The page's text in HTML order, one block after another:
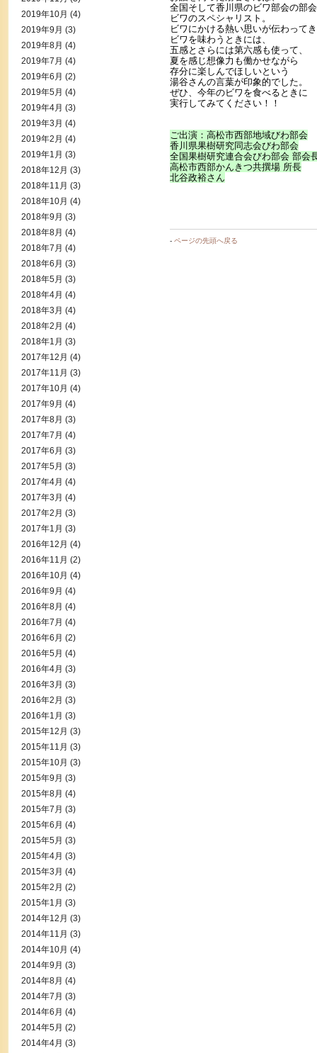
全国そして香川県のビワ部会の部
ビワのスペシャリスト。
ビワにかける熱い思いが伝わって
ビワを味わうときには、
五感とさらには第六感も使って、
夏を感じ想像力も働かせながら
存分に楽しんでほしいという
湯谷さんの言葉が印象的でした。
ぜひ、今年のビワを食べるときに
実行してみてください！！
ご出演：高松市西部地域びわ部会
香川県果樹研究同志会びわ部会
全国果樹研究連合会びわ部会 部会
高松市西部かんきつ共撰場 所長
北谷政裕さん
- ページの先頭へ戻る
2019年10月 (4)
2019年9月 (3)
2019年8月 (4)
2019年7月 (4)
2019年6月 (2)
2019年5月 (4)
2019年4月 (3)
2019年3月 (4)
2019年2月 (4)
2019年1月 (3)
2018年12月 (3)
2018年11月 (3)
2018年10月 (4)
2018年9月 (3)
2018年8月 (4)
2018年7月 (4)
2018年6月 (3)
2018年5月 (3)
2018年4月 (4)
2018年3月 (4)
2018年2月 (4)
2018年1月 (3)
2017年12月 (4)
2017年11月 (3)
2017年10月 (4)
2017年9月 (4)
2017年8月 (3)
2017年7月 (4)
2017年6月 (3)
2017年5月 (3)
2017年4月 (4)
2017年3月 (4)
2017年2月 (3)
2017年1月 (3)
2016年12月 (4)
2016年11月 (2)
2016年10月 (4)
2016年9月 (4)
2016年8月 (4)
2016年7月 (4)
2016年6月 (2)
2016年5月 (4)
2016年4月 (3)
2016年3月 (3)
2016年2月 (3)
2016年1月 (3)
2015年12月 (3)
2015年11月 (3)
2015年10月 (3)
2015年9月 (3)
2015年8月 (4)
2015年7月 (3)
2015年6月 (4)
2015年5月 (3)
2015年4月 (3)
2015年3月 (4)
2015年2月 (2)
2015年1月 (3)
2014年12月 (3)
2014年11月 (3)
2014年10月 (4)
2014年9月 (3)
2014年8月 (4)
2014年7月 (3)
2014年6月 (4)
2014年5月 (2)
2014年4月 (3)